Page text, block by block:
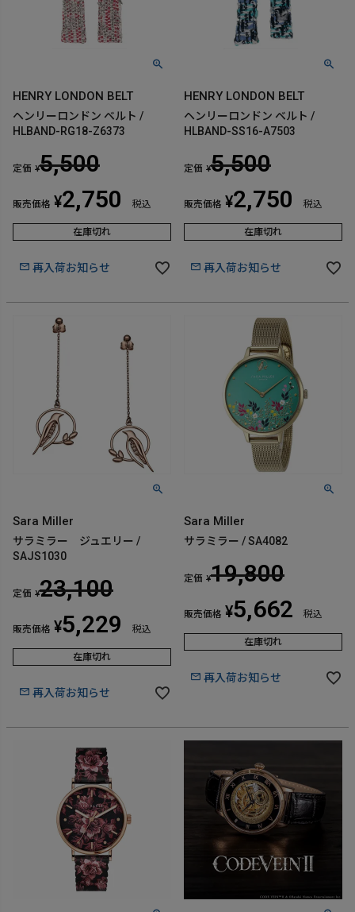
HENRY LONDON BELT
ヘンリーロンドン ベルト /
HLBAND-RG18-Z6373
定価 ¥5,500
販売価格 ¥2,750 税込
在庫切れ
再入荷お知らせ
HENRY LONDON BELT
ヘンリーロンドン ベルト /
HLBAND-SS16-A7503
定価 ¥5,500
販売価格 ¥2,750 税込
在庫切れ
再入荷お知らせ
Sara Miller
サラミラー ジュエリー /
SAJS1030
定価 ¥23,100
販売価格 ¥5,229 税込
在庫切れ
再入荷お知らせ
Sara Miller
サラミラー / SA4082
定価 ¥19,800
販売価格 ¥5,662 税込
在庫切れ
再入荷お知らせ